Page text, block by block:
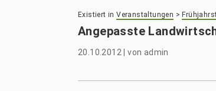
Existiert in Veranstaltungen >
Angepasste
20.10.2012 |von admin